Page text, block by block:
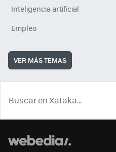
Inteligencia artificial
Empleo
VER MÁS TEMAS